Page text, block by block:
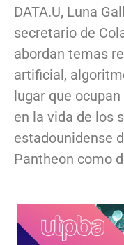
DATA.U, Luna
secretario de
abordan temas
artificial,
lugar que
en la vida de los
estadounidense
Pantheon como